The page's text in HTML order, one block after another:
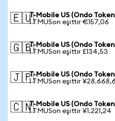
🇪🇺T-Mobile US (Ondo
1 TMUSon eşittir €157,06
🇬🇧T-Mobile US (Ondo
1 TMUSon eşittir £134,53
🇯🇵T-Mobile US (Ondo
1 TMUSon eşittir
🇨🇳T-Mobile US (Ondo
1 TMUSon eşittir ¥1.221,24